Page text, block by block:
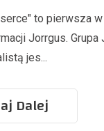
to pierwsza
Jorrgus. Grupa
jes...
Dalej